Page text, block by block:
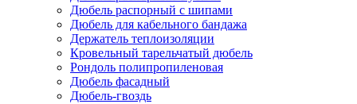
Дюбель распорный с шипами
Дюбель для кабельного бандажа
Держатель теплоизоляции
Кровельный тарельчатый дюбель
Рондоль полипропиленовая
Дюбель фасадный
Дюбель-гвоздь